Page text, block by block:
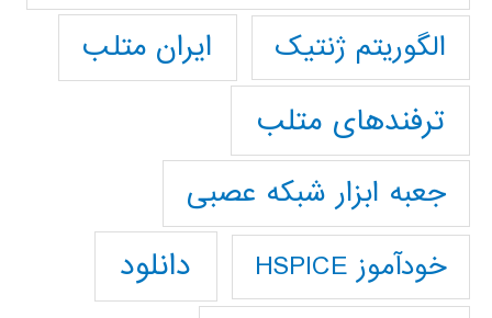
الگوریتم ژنتیک
ایران متلب
ترفندهای متلب
جعبه ابزار شبکه عصبی
خودآموز HSPICE دانلود